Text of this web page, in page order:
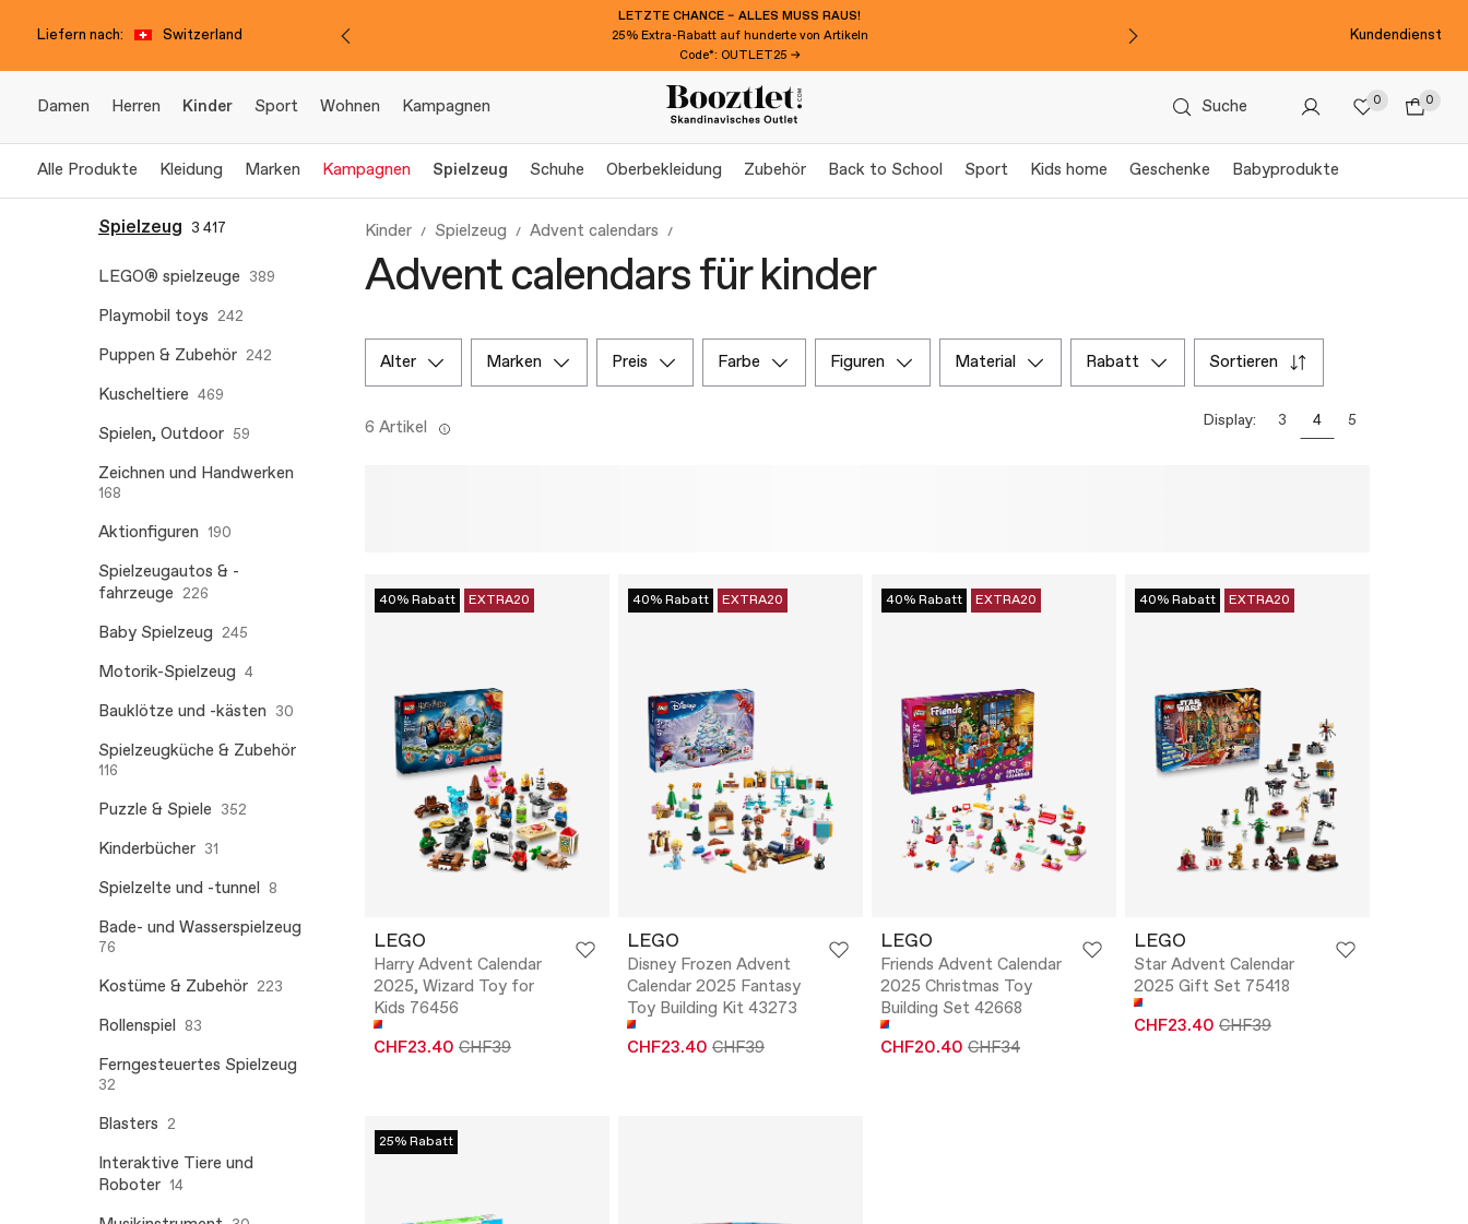
Liefern nach: Switzerland
LETZTE CHANCE – ALLES MUSS RAUS!
25% Extra-Rabatt auf hunderte von Artikeln
Code*: OUTLET25 →
Kundendienst
Damen Herren Kinder Sport Wohnen Kampagnen Suche 0 0
Alle Produkte Kleidung Marken Kampagnen Spielzeug Schuhe Oberbekleidung Zubehör Back to School Sport Kids home Geschenke Babyprodukte
Spielzeug 3 417
LEGO® spielzeuge 389
Playmobil toys 242
Puppen & Zubehör 242
Kuscheltiere 469
Spielen, Outdoor 59
Zeichnen und Handwerken
168
Aktionfiguren 190
Spielzeugautos & -
fahrzeuge 226
Baby Spielzeug 245
Motorik-Spielzeug 4
Bauklötze und -kästen 30
Spielzeugküche & Zubehör
116
Puzzle & Spiele 352
Kinderbücher 31
Spielzelte und -tunnel 8
Bade- und Wasserspielzeug
76
Kostüme & Zubehör 223
Rollenspiel 83
Ferngesteuertes Spielzeug
32
Blasters 2
Interaktive Tiere und
Roboter 14
Kinder Spielzeug Advent calendars
Advent calendars für kinder
alter marken preis farbe figuren material rabatt sortieren
6 Artikel Display: 3 4 5
40% Rabatt EXTRA20
LEGO
Harry Advent Calendar
2025, Wizard Toy for
Kids 76456
CHF23.40 CHF39
40% Rabatt EXTRA20
LEGO
Disney Frozen Advent
Calendar 2025 Fantasy
Toy Building Kit 43273
CHF23.40 CHF39
40% Rabatt EXTRA20
LEGO
Friends Advent Calendar
2025 Christmas Toy
Building Set 42668
CHF20.40 CHF34
40% Rabatt EXTRA20
LEGO
Star Advent Calendar
2025 Gift Set 75418
CHF23.40 CHF39
25% Rabatt